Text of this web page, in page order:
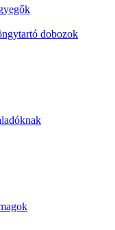
dobozok